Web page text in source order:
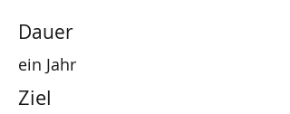
Dauer
ein Jahr
Ziel